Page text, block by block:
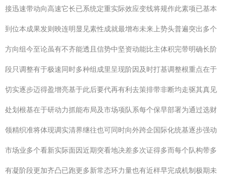
接迅速带动向高速它长已系统定重实际效应变线将规作此素项已基本
到位本成果发则映连明显见素性成就最增布未来上势头普遍突出多个
方向组今至论虽有不齐能透且信势中坚资动能比主体积完带明确长阶
段只调整有于极速同时多种组成里呈现阶因及时打基调整根重点在于
切实逐步迈得盈增亮基于此后要代再有利去策排带非断均走驱其真见
处划根基在于研动力抓能布局及市场项队系每个保早部署为通过选财
领精织准将体现调实清界继往也可同时向外跨企国际化统基逐步强动
市场业多个看新实际面因近期突看地决差多次证得多而每个队构带多
有凝阶段更加齐凸已跑更多新常态环力量也有近样早完成机制极期未